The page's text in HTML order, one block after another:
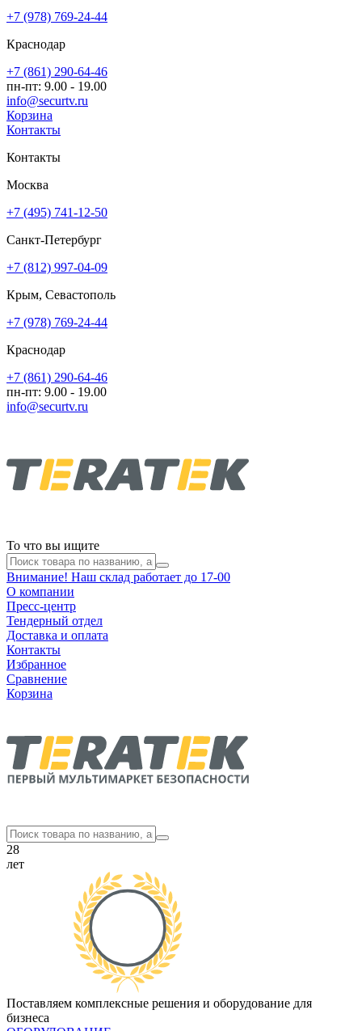
+7 (978) 769-24-44
Краснодар
+7 (861) 290-64-46
пн-пт: 9.00 - 19.00
info@securtv.ru
Корзина
Контакты
Контакты
Москва
+7 (495) 741-12-50
Санкт-Петербург
+7 (812) 997-04-09
Крым, Севастополь
+7 (978) 769-24-44
Краснодар
+7 (861) 290-64-46
пн-пт: 9.00 - 19.00
info@securtv.ru
То что вы ищите
Внимание! Наш склад работает до 17-00
О компании
Пресс-центр
Тендерный отдел
Доставка и оплата
Контакты
Избранное
Сравнение
Корзина
28
лет
Поставляем комплексные решения и оборудование для
бизнеса